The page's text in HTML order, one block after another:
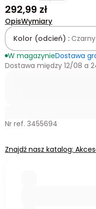
292,99 zł
OpisWymiary
Kolor (odcień) : Czarny
W magazynieDostawa
Dostawa między 12/08 a
Nr ref. 3455694
Znajdź nasz katalog: